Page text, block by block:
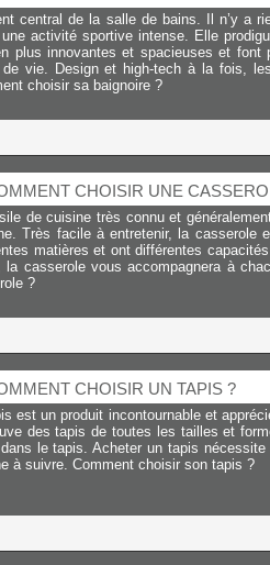
central de la salle de bains. Il n’y a
activité sportive intense. Elle
plus innovantes et spacieuses et font
de vie. Design et high-tech à la fois,
choisir sa baignoire ?
CHOISIR UNE
de cuisine très connu et
Très facile à entretenir, la casserole
matières et ont différentes
la casserole vous accompagnera à
?
CHOISIR UN TAPIS ?
est un produit incontournable et
des tapis de toutes les tailles et
le tapis. Acheter un tapis
à suivre. Comment choisir son tapis ?